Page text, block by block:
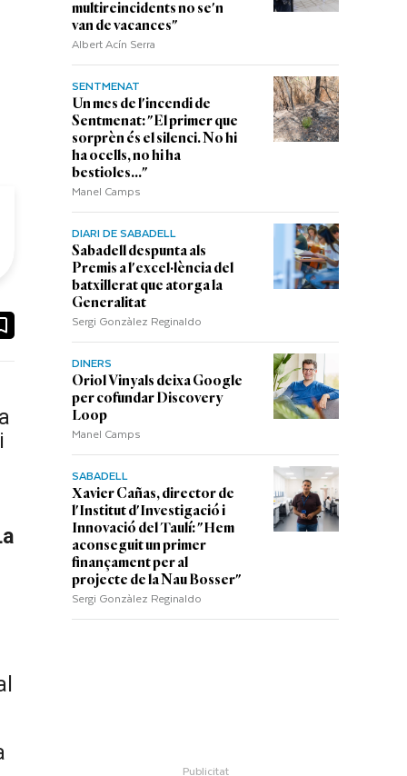
multireincidents no se'n
van de vacances"
Albert Acín Serra
SENTMENAT
Un mes de l'incendi de
Sentmenat: "El primer que
sorprèn és el silenci. No hi
ha ocells, no hi ha
bestioles..."
Manel Camps
DIARI DE SABADELL
Sabadell despunta als
Premis a l'excel·lència del
batxillerat que atorga la
Generalitat
Sergi Gonzàlez Reginaldo
DINERS
Oriol Vinyals deixa Google
per cofundar Discovery
Loop
Manel Camps
SABADELL
Xavier Cañas, director de
l'Institut d'Investigació i
Innovació del Taulí: "Hem
aconseguit un primer
finançament per al
projecte de la Nau Bosser"
Sergi Gonzàlez Reginaldo